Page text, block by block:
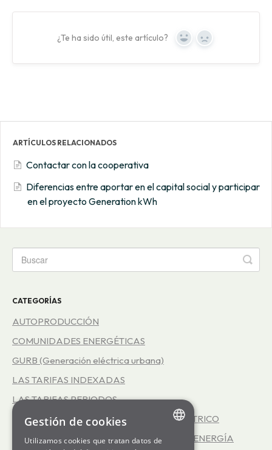
¿Te ha sido útil, este artículo? Yes No
ARTÍCULOS RELACIONADOS
Contactar con la cooperativa
Diferencias entre aportar en el capital social y participar
en el proyecto Generation kWh
CATEGORÍAS
AUTOPRODUCCIÓN
COMUNIDADES ENERGÉTICAS
GURB (Generación eléctrica urbana)
LAS TARIFAS INDEXADAS
LAS TARIFAS PERIODOS
REPRESENTACIÓN EN EL MERCADO ELÉCTRICO
EFICIENCIA ENERGÉTICA - SERVICIO INFOENERGÍA
ENGLISH
Gestión de cookies
Utilizamos cookies que tratan datos de